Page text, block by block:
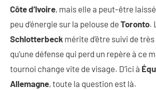
Côte d’Ivoire, mais elle a peut-être laissé
peu d’énergie sur la pelouse de Toronto.
Schlotterbeck mérite d’être suivi de
qu’une défense qui perd un repère à ce
tournoi change vite de visage. D’ici à
Allemagne, toute la question est là.